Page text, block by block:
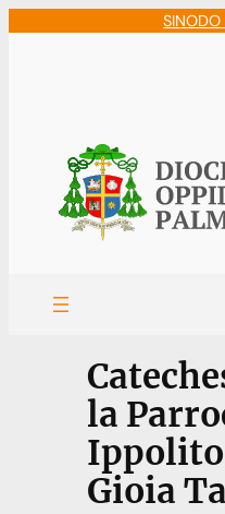
la
Gioia